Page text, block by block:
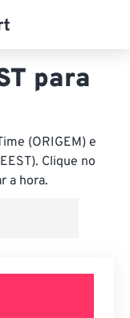
para
(ORIGEM) e
Clique no
a hora.